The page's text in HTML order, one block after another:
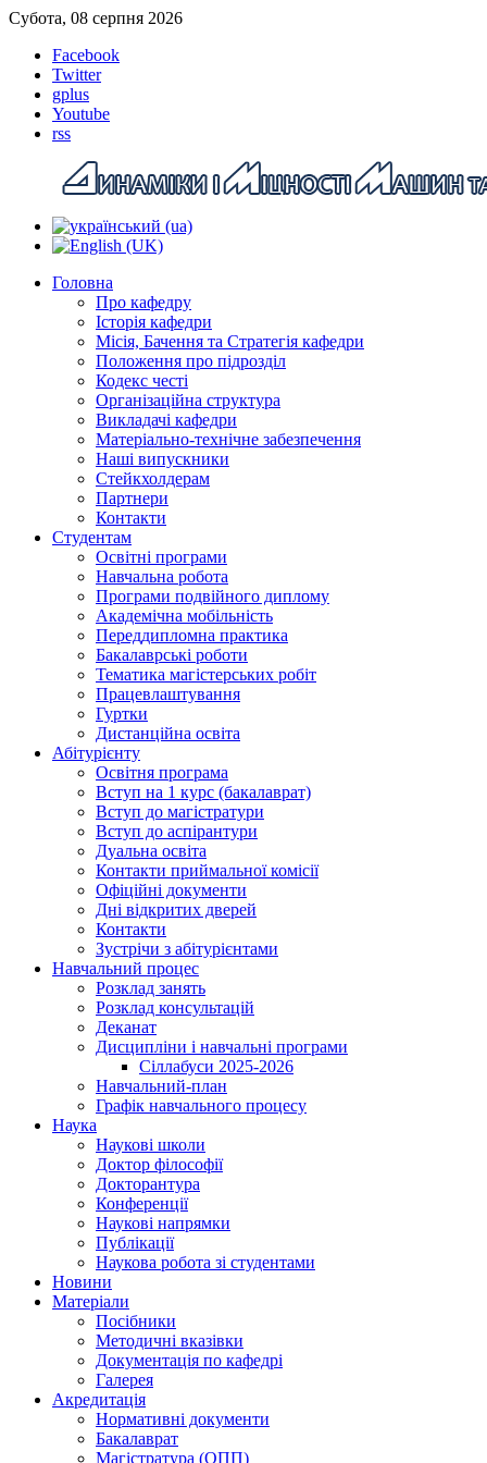
Субота, 08 серпня 2026
Facebook
Twitter
gplus
Youtube
rss
Головна
Про кафедру
Історія кафедри
Місія, Бачення та Стратегія кафедри
Положення про підрозділ
Кодекс честі
Організаційна структура
Викладачі кафедри
Матеріально-технічне забезпечення
Наші випускники
Стейкхолдерам
Партнери
Контакти
Студентам
Освітні програми
Навчальна робота
Програми подвійного диплому
Академічна мобільність
Переддипломна практика
Бакалаврські роботи
Тематика магістерських робіт
Працевлаштування
Гуртки
Дистанційна освіта
Абітурієнту
Освітня програма
Вступ на 1 курс (бакалаврат)
Вступ до магістратури
Вступ до аспірантури
Дуальна освіта
Контакти приймальної комісії
Офіційні документи
Дні відкритих дверей
Контакти
Зустрічи з абітурієнтами
Навчальний процес
Розклад занять
Розклад консультацій
Деканат
Дисципліни і навчальні програми
Сіллабуси 2025-2026
Навчальний-план
Графік навчального процесу
Наука
Наукові школи
Доктор філософії
Докторантура
Конференції
Наукові напрямки
Публікації
Наукова робота зі студентами
Новини
Матеріали
Посібники
Методичні вказівки
Документація по кафедрі
Галерея
Акредитація
Нормативні документи
Бакалаврат
Магістратура (ОПП)